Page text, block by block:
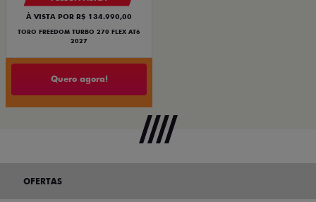
À VISTA POR R$ 134.990,00
TORO FREEDOM TURBO 270 FLEX AT6
2027
Quero agora!
OFERTAS